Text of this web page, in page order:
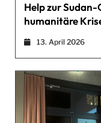
Help zur
humanitäre
13. April 2026